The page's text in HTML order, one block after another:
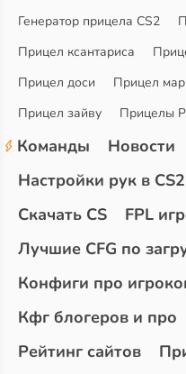
Генератор прицела CS2
Прицел ксантариса
Прицел доси
Прицел
Прицел зайву
Прицелы
Команды Новости
Настройки рук в CS2
Скачать CS
FPL
Лучшие CFG по
Конфиги про
Кфг блогеров и про
Рейтинг сайтов